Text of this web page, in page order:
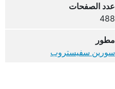
عدد الصفحات
488
مطور
سورين سفيستروب